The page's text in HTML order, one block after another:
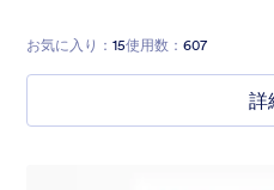
お気に入り： 15使用数： 607
詳